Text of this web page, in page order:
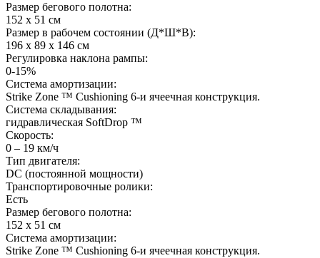
Размер бегового полотна:
152 х 51 см
Размер в рабочем состоянии (Д*Ш*В):
196 x 89 x 146 см
Регулировка наклона рампы:
0-15%
Система амортизации:
Strike Zone ™ Cushioning 6-и ячеечная конструкция.
Система складывания:
гидравлическая SoftDrop ™
Скорость:
0 – 19 км/ч
Тип двигателя:
DC (постоянной мощности)
Транспортировочные ролики:
Есть
Размер бегового полотна:
152 х 51 см
Система амортизации:
Strike Zone ™ Cushioning 6-и ячеечная конструкция.